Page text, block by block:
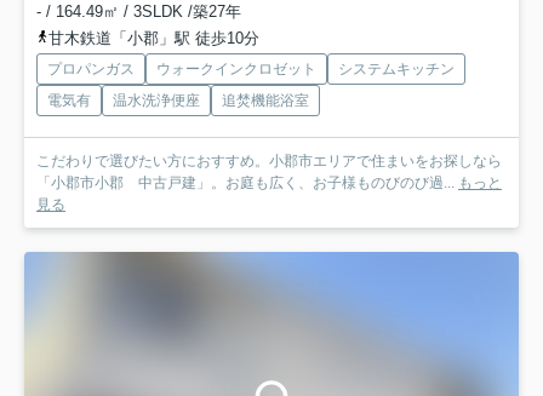
- / 164.49㎡ / 3SLDK /築27年
甘木鉄道「小郡」駅 徒歩10分
プロパンガス ウォークインクロゼット
システムキッチン
電気有
温水洗浄便座 追焚機能浴室
こだわりで選びたい方におすすめ。小郡市エリアで住まいをお探しなら
「小郡市小郡 中古戸建」。お庭も広く、お子様ものびのび過... もっと
見る